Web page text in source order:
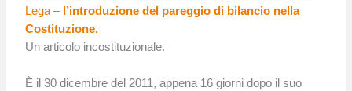
Lega –l’introduzione del pareggio di bilancio nella
Costituzione.
Un articolo incostituzionale.
È il 30 dicembre del 2011, appena 16 giorni dopo il suo